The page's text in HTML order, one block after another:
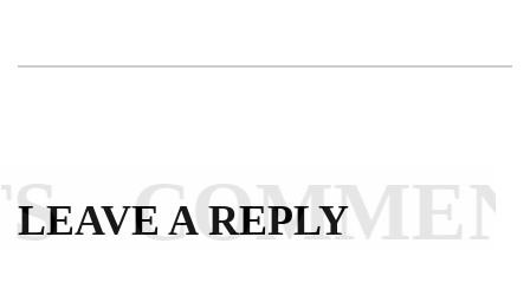
LEAVE A REPLY